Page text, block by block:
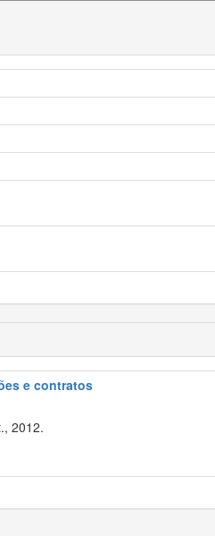
e contratos
2012.